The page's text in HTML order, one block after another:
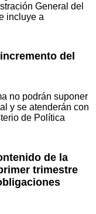
General del
incluye a
del
no podrán suponer
y se atenderán con
de Política
de la
trimestre